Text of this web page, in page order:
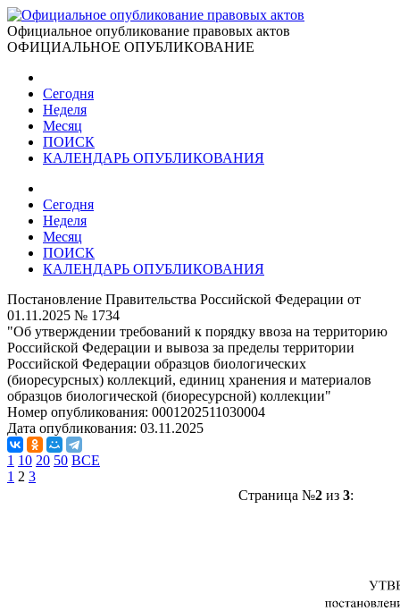
Официальное опубликование правовых актов
ОФИЦИАЛЬНОЕ ОПУБЛИКОВАНИЕ
Сегодня
Неделя
Месяц
ПОИСК
КАЛЕНДАРЬ ОПУБЛИКОВАНИЯ
Сегодня
Неделя
Месяц
ПОИСК
КАЛЕНДАРЬ ОПУБЛИКОВАНИЯ
Постановление Правительства Российской Федерации от
01.11.2025 № 1734
"Об утверждении требований к порядку ввоза на территорию
Российской Федерации и вывоза за пределы территории
Российской Федерации образцов биологических
(биоресурсных) коллекций, единиц хранения и материалов
образцов биологической (биоресурсной) коллекции"
Номер опубликования: 0001202511030004
Дата опубликования: 03.11.2025
1 10 20 50 ВСЕ
1 2 3
Страница №2из 3: